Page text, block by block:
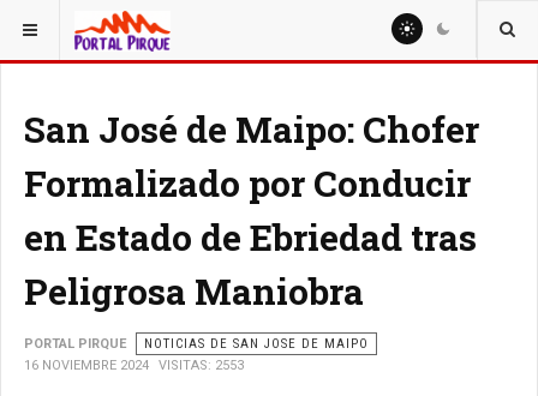
ESTÁ AQUÍ: NOTICIAS
San José de Maipo: Chofer
Formalizado por Conducir
en Estado de Ebriedad tras
Peligrosa Maniobra
PORTAL PIRQUE
NOTICIAS DE SAN JOSE DE MAIPO
16 NOVIEMBRE 2024
VISITAS: 2553